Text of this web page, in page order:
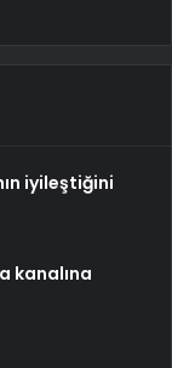
iyileştiğini
kanalına